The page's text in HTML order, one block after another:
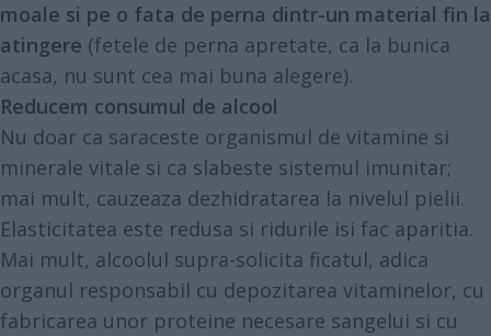
moale si pe o fata de perna dintr-un material fin la
atingere (fetele de perna apretate, ca la bunica
acasa, nu sunt cea mai buna alegere).
Reducem consumul de alcool
Nu doar ca saraceste organismul de vitamine si
minerale vitale si ca slabeste sistemul imunitar;
mai mult, cauzeaza dezhidratarea la nivelul pielii.
Elasticitatea este redusa si ridurile isi fac aparitia.
Mai mult, alcoolul supra-solicita ficatul, adica
organul responsabil cu depozitarea vitaminelor, cu
fabricarea unor proteine necesare sangelui si cu